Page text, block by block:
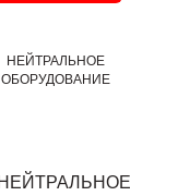
НЕЙТРАЛЬНОЕ
ОБОРУДОВАНИЕ